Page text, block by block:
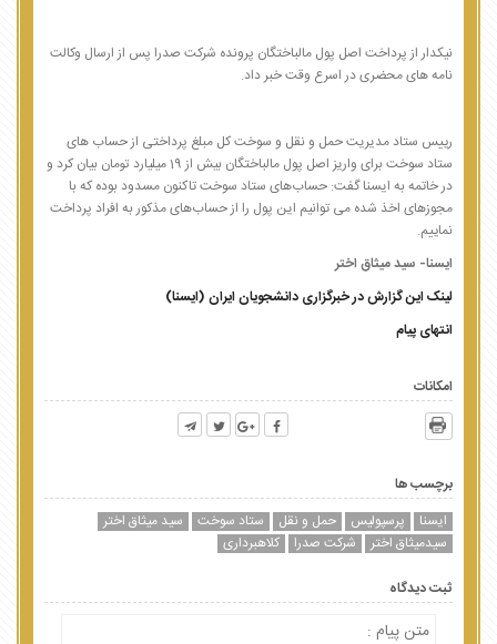
نیکدار از پرداخت اصل پول مالباختگان پرونده شرکت صدرا پس از ارسال وکالت
نامه های محضری در اسرع وقت خبر داد.
رییس ستاد مدیریت حمل و نقل و سوخت کل مبلغ پرداختی از حساب های
ستاد سوخت برای واریز اصل پول مالباختگان بیش از 19 میلیارد تومان بیان کرد و
در خاتمه به ایسنا گفت: حساب‌های ستاد سوخت تاکنون مسدود بوده که با
مجوزهای اخذ شده می توانیم این پول را از حساب‌های مذکور به افراد پرداخت
نماییم.
ایسنا- سید میثاق اختر
لینک این گزارش در خبرگزاری دانشجویان ایران (ایسنا)
انتهای پیام
امکانات
برچسب ها
ایسنا
پرسپولیس حمل و نقل ستاد سوخت
سید میثاق اختر
سیدمیثاق اختر
شرکت صدرا کلاهبرداری
ثبت دیدگاه